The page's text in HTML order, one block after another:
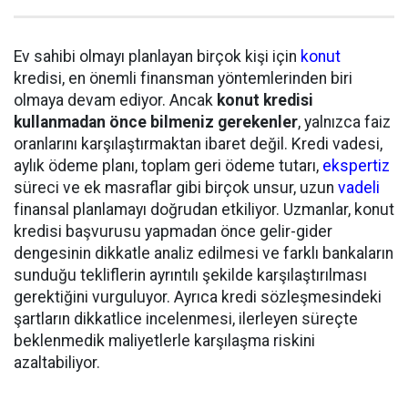
Ev sahibi olmayı planlayan birçok kişi için konut
kredisi, en önemli finansman yöntemlerinden biri
olmaya devam ediyor. Ancak konut kredisi
kullanmadan önce bilmeniz gerekenler, yalnızca faiz
oranlarını karşılaştırmaktan ibaret değil. Kredi vadesi,
aylık ödeme planı, toplam geri ödeme tutarı, ekspertiz
süreci ve ek masraflar gibi birçok unsur, uzun vadeli
finansal planlamayı doğrudan etkiliyor. Uzmanlar, konut
kredisi başvurusu yapmadan önce gelir-gider
dengesinin dikkatle analiz edilmesi ve farklı bankaların
sunduğu tekliflerin ayrıntılı şekilde karşılaştırılması
gerektiğini vurguluyor. Ayrıca kredi sözleşmesindeki
şartların dikkatlice incelenmesi, ilerleyen süreçte
beklenmedik maliyetlerle karşılaşma riskini
azaltabiliyor.